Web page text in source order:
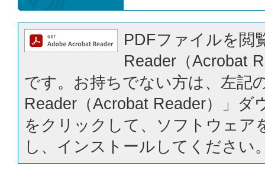
PDFファイルを閲
Reader（Acrobat
です。お持ちでない方は、左記
Reader（Acrobat Reader）」ダ
をクリックして、ソフトウェア
し、インストールしてください